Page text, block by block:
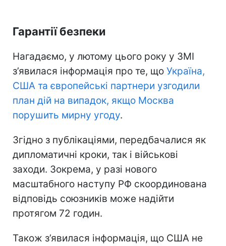
Гарантії безпеки
Нагадаємо, у лютому цього року у ЗМІ
з’явилася інформація про те, що Україна,
США та європейські партнери узгодили
план дій на випадок, якщо Москва
порушить мирну угоду.
Згідно з публікаціями, передбачалися як
дипломатичні кроки, так і військові
заходи. Зокрема, у разі нового
масштабного наступу РФ скоординована
відповідь союзників може надійти
протягом 72 годин.
Також з’явилася інформація, що США не